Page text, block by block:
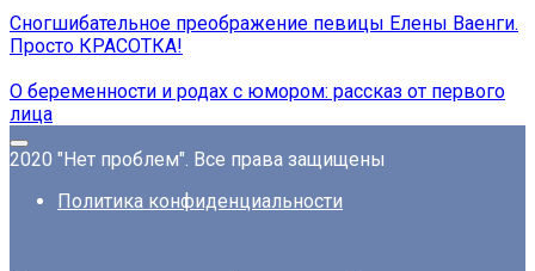
Сногшибательное преображение певицы Елены Ваенги.
Просто КРАСОТКА!
О беременности и родах с юмором: рассказ от первого
лица
2020 "Нет проблем". Все права защищены
Политика конфиденциальности